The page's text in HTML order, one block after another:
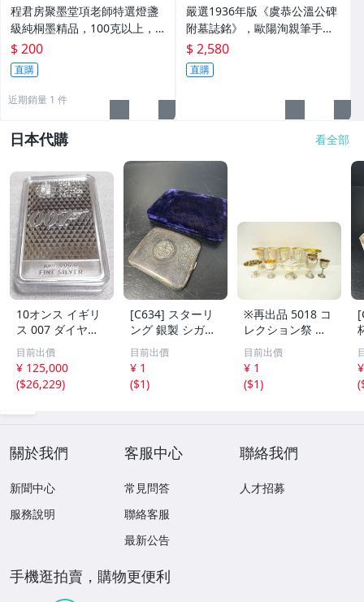
程君房聚墨堂項老師特選燈盞
級純桐墨精品，100克以上，
檀香墨質細膩黑亮 藍紫光放 檢
驗嚴選推薦 燈盞級墨 放藍紫光
檢驗嚴選
$ 200
直購
近期銷量 1 件
嚴選1936年版《虞恭公溫公碑
附墓誌銘》，歐陽洵親筆手
跡，典藏歷史與書法珍品 唐史
研究 碑刻藝術 田中和市版
$ 2,580
直購
日本代購 看全部
10オンス イギリ
ス 007 ダイヤモ
ンドは永遠に 純
銀 バー
目前出價
¥ 125,000
($26,229)
[C634] スターリ
ング 銀製 シガレ
ットケース 118g
アンティーク シ
ルバー ヴィンテ
ージ レトロ ケー
目前出價
¥ 1
($1)
※再出品 5018 コ
レクション祭 銀
製 Silver 刻印 ト
ロフィー 8点 691
g 無刻印 2点
目前出價
¥ 1
($1)
(
關於我們
新聞中心
服務說明
客服中心
常見問答
聯絡客服
最新公告
聯絡我們
人才招募
手機逛拍賣，購物更便利